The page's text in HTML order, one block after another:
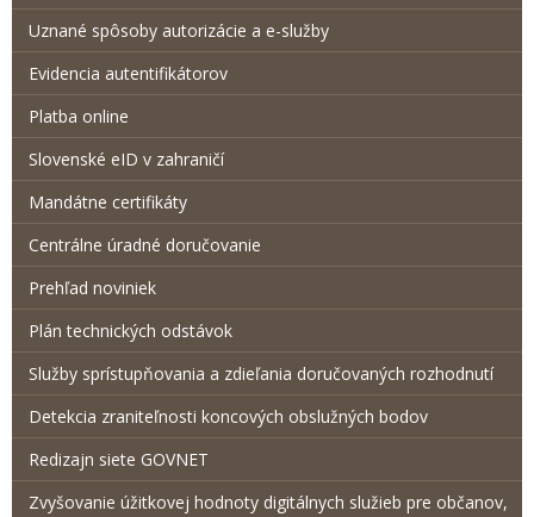
Uznané spôsoby autorizácie a e-služby
Evidencia autentifikátorov
Platba online
Slovenské eID v zahraničí
Mandátne certifikáty
Centrálne úradné doručovanie
Prehľad noviniek
Plán technických odstávok
Služby sprístupňovania a zdieľania doručovaných rozhodnutí
Detekcia zraniteľnosti koncových obslužných bodov
Redizajn siete GOVNET
Zvyšovanie úžitkovej hodnoty digitálnych služieb pre občanov,